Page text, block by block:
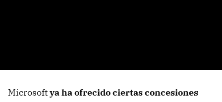
Microsoftya ha ofrecido ciertas concesiones